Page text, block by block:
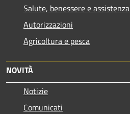
Salute, benessere e assistenza
Autorizzazioni
Agricoltura e pesca
NOVITÀ
Notizie
Comunicati